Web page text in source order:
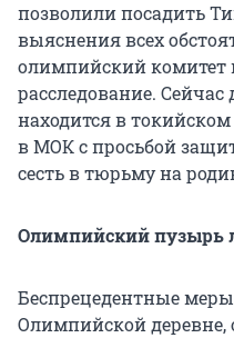
позволили посадить
выяснения всех
олимпийский комитет
расследование.
находится в
в МОК с просьбой
сесть в тюрьму на
Олимпийский пузырь
Беспрецедентные меры
Олимпийской деревне,